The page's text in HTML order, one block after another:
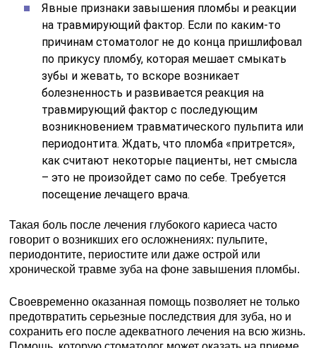
Явные признаки завышения пломбы и реакции
на травмирующий фактор. Если по каким-то
причинам стоматолог не до конца пришлифовал
по прикусу пломбу, которая мешает смыкать
зубы и жевать, то вскоре возникает
болезненность и развивается реакция на
травмирующий фактор с последующим
возникновением травматического пульпита или
периодонтита. Ждать, что пломба «притрется»,
как считают некоторые пациенты, нет смысла
– это не произойдет само по себе. Требуется
посещение лечащего врача.
Такая боль после лечения глубокого кариеса часто
говорит о возникших его осложнениях: пульпите,
периодонтите, периостите или даже острой или
хронической травме зуба на фоне завышения пломбы.
Своевременно оказанная помощь позволяет не только
предотвратить серьезные последствия для зуба, но и
сохранить его после адекватного лечения на всю жизнь.